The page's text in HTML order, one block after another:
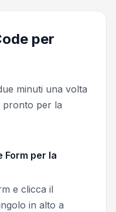
per
minuti una volta
pronto per la
Form per la
e clicca il
in alto a